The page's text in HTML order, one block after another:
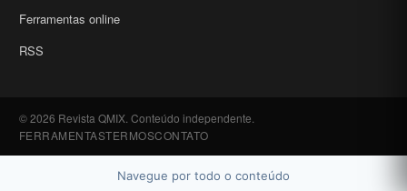
Ferramentas online
RSS
© 2026 Revista QMIX. Conteúdo independente.
FERRAMENTASTERMOSCONTATO
Navegue por todo o conteúdo